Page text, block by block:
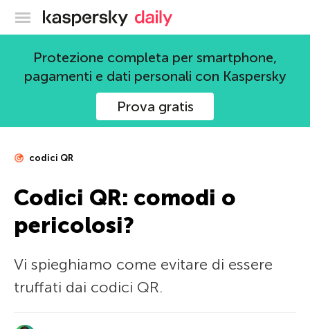
Blog ufficiale di Kaspersky
Protezione completa per smartphone,
pagamenti e dati personali con Kaspersky
Prova gratis
codici QR
Codici QR: comodi o
pericolosi?
Vi spieghiamo come evitare di essere
truffati dai codici QR.